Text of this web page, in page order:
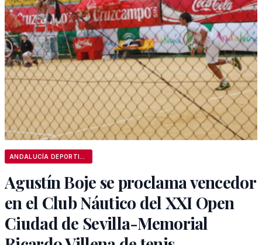
Agustín Boje se proclama vencedor
en el Club Náutico del XXI Open
Ciudad de Sevilla-Memorial